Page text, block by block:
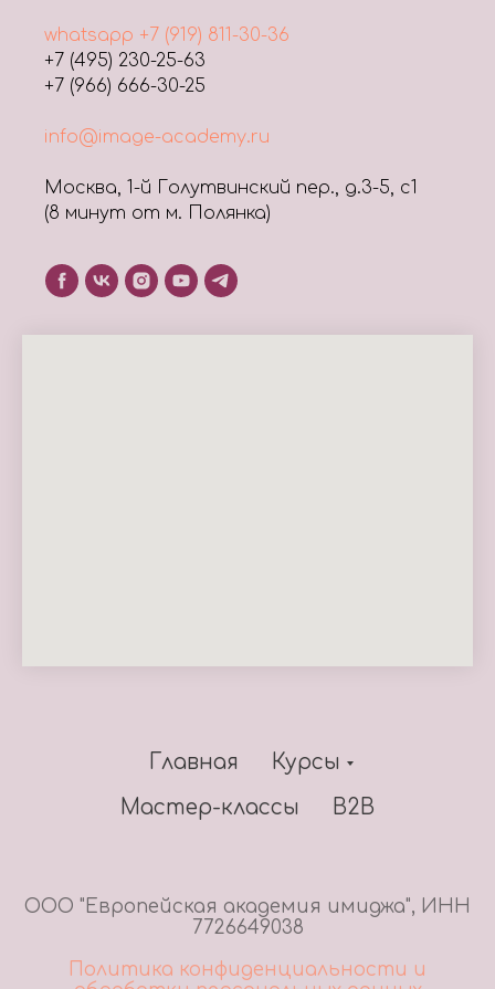
whatsapp +7 (919) 811-30-36
+7 (495) 230-25-63
+7 (966) 666-30-25
info@image-academy.ru
Москва, 1-й Голутвинский пер., д.3-5, с1
(8 минут от м. Полянка)
Главная
Курсы
Мастер-классы
В2В
ООО "Европейская академия имиджа", ИНН
7726649038
Политика конфиденциальности и